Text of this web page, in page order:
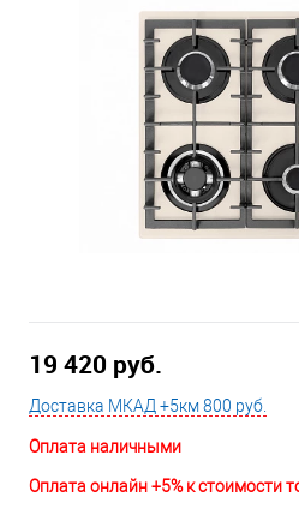
19 420 руб.
Доставка МКАД +5км 800 руб.
Оплата наличными
Оплата онлайн +5% к стоимости